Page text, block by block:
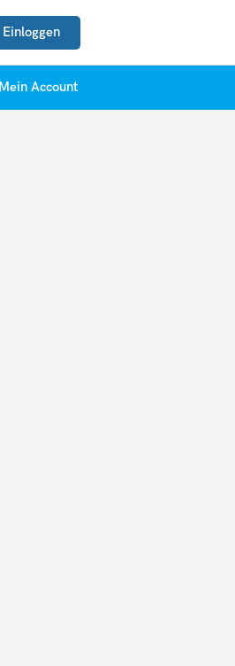
Einloggen
Mein Account